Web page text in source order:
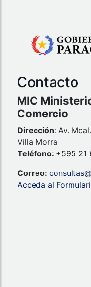
Contacto
MIC
Comercio
Dirección: Av.
Villa Morra
Teléfono: +595 21
Correo:
Acceda al